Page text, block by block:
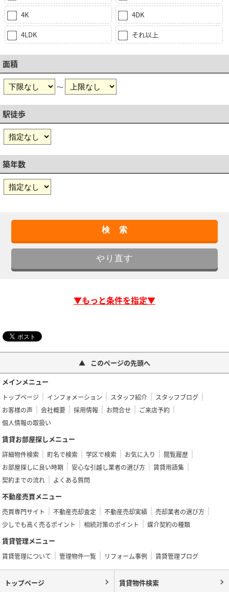
4K 4DK
4LDK それ以上
面積
～
駅徒歩
築年数
▼もっと条件を指定▼
このページの先頭へ
メインメニュー
トップページ インフォメーション スタッフ紹介
スタッフブログ
お客様の声
会社概要 採用情報 お問合せ
ご来店予約
個人情報の取扱い
賃貸お部屋探しメニュー
詳細物件検索 町名で検索 学区で検索 お気に入り
閲覧履歴
お部屋探しに良い時期
安心な引越し業者の選び方
賃貸用語集
契約までの流れ
よくある質問
不動産売買メニュー
売買専門サイト 不動産売却査定 不動産売却実績
売却業者の選び方
少しでも高く売るポイント
相続対策のポイント 媒介契約の種類
賃貸管理メニュー
賃貸管理について 管理物件一覧 リフォーム事例 賃貸管理ブログ
トップページ 賃貸物件検索